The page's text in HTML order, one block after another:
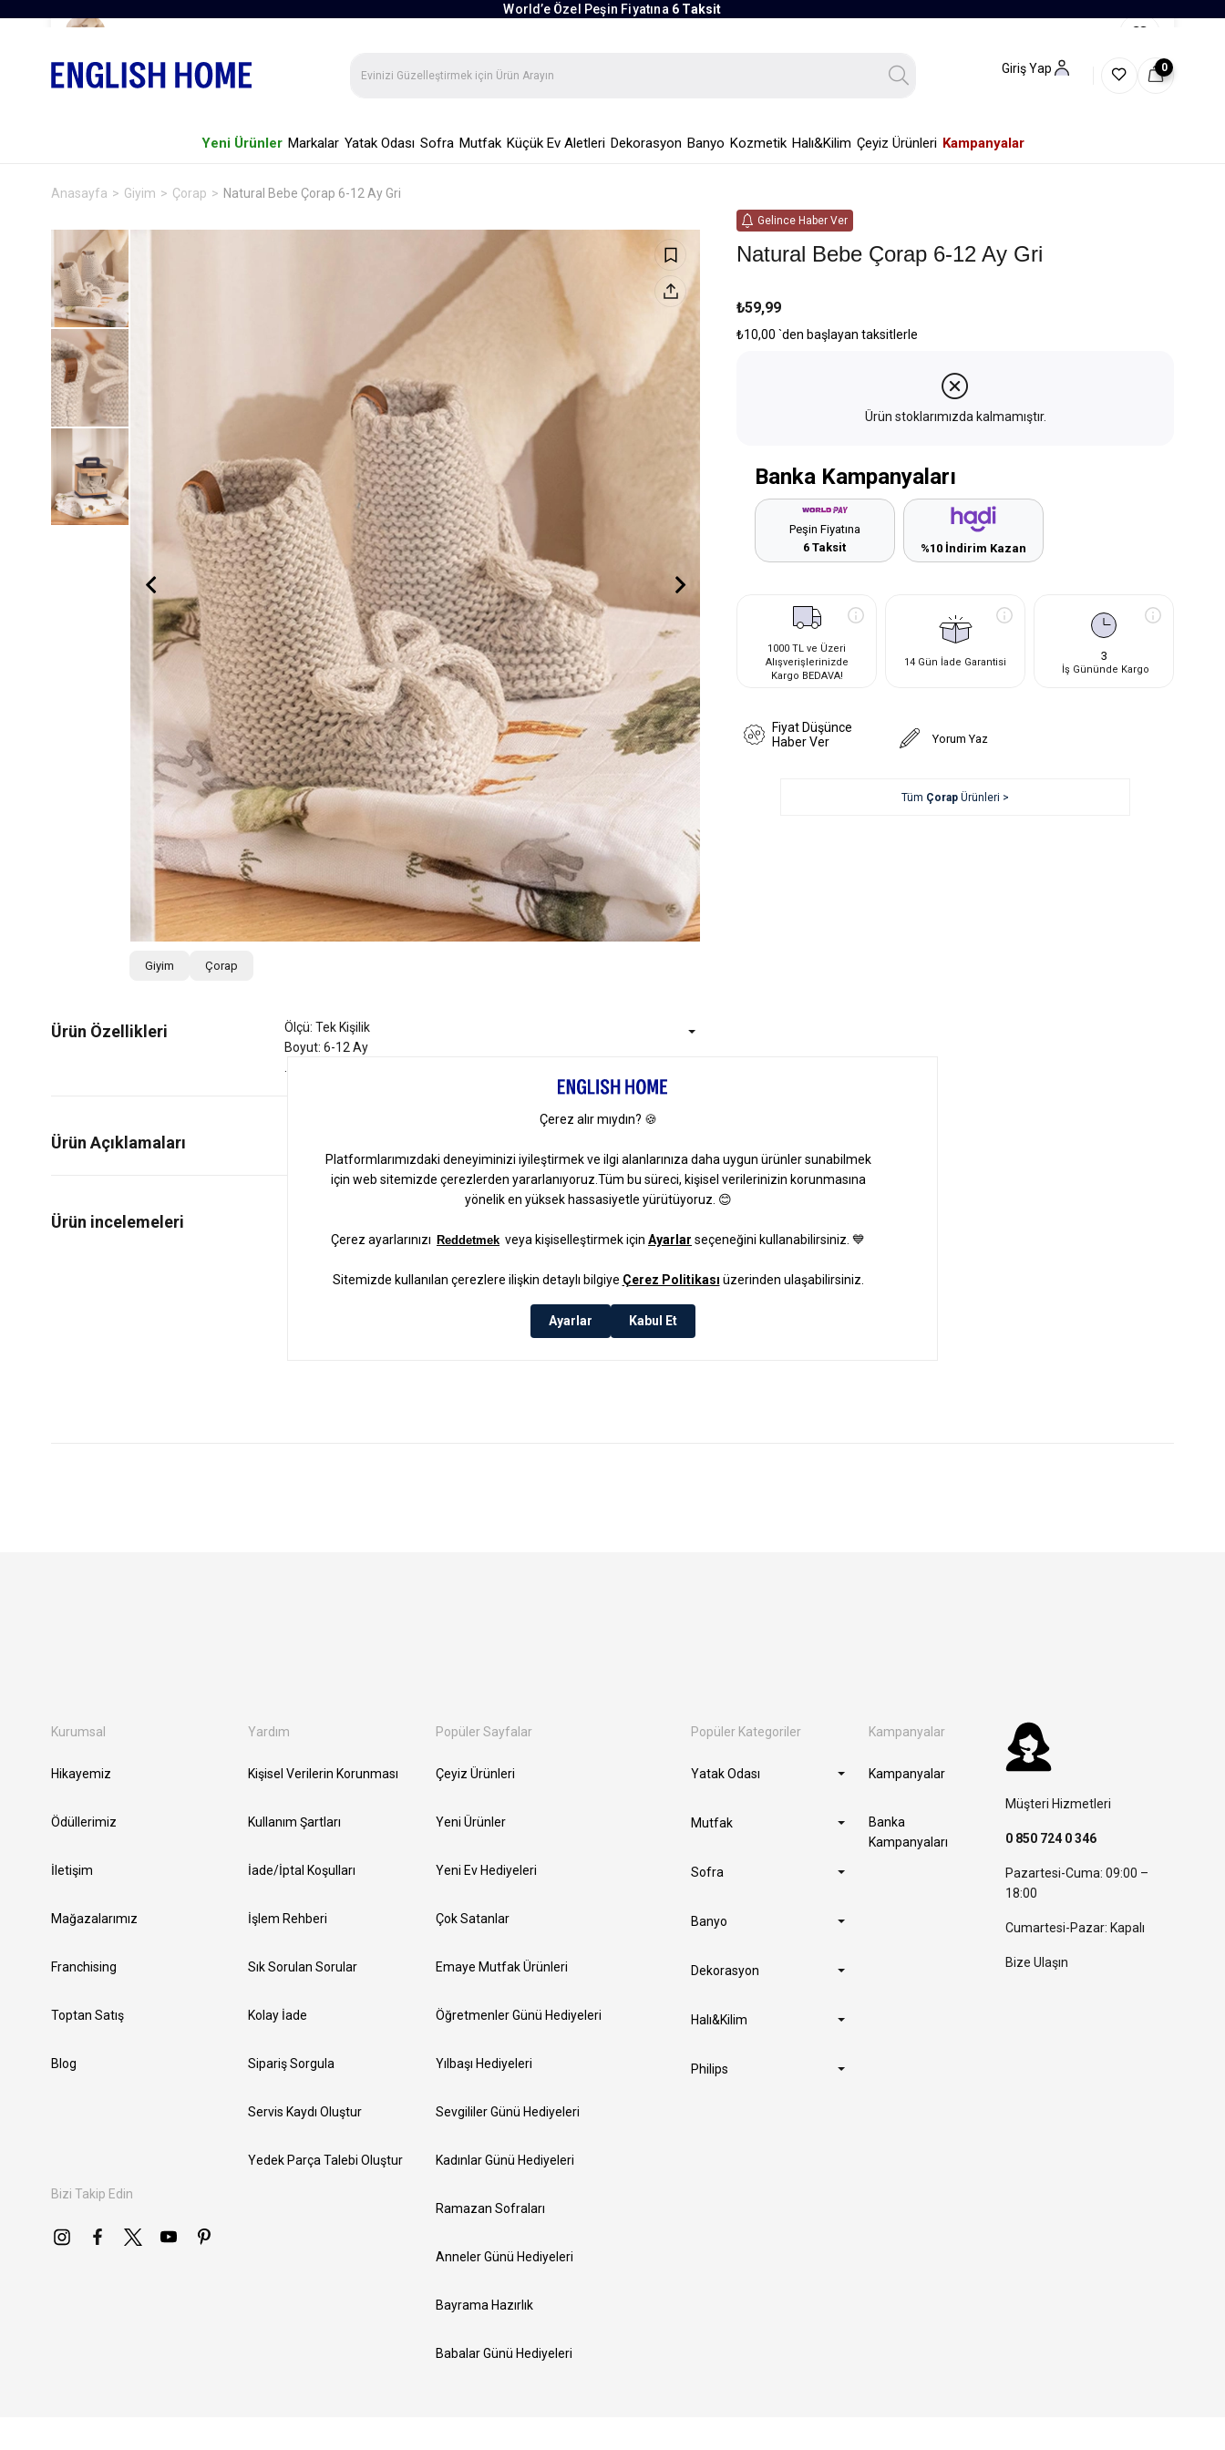
World’e Özel Peşin Fiyatına 6 Taksit
Giriş Yap 0
Yeni Ürünler Markalar Yatak Odası Sofra Mutfak Küçük Ev Aletleri Dekorasyon Banyo Kozmetik Halı&Kilim Çeyiz Ürünleri Kampanyalar
Anasayfa Giyim Çorap Natural Bebe Çorap 6-12 Ay Gri
Giyim Çorap
Ürün Özellikleri
Ölçü: Tek Kişilik
Boyut: 6-12 Ay
Ürün Açıklamaları
Gelince Haber Ver
Natural Bebe Çorap 6-12 Ay Gri
₺59,99
₺10,00 `den başlayan taksitlerle
Ürün stoklarımızda kalmamıştır.
Banka Kampanyaları
Peşin Fiyatına
6 Taksit
%10 İndirim Kazan
1000 TL ve Üzeri
Alışverişlerinizde
Kargo BEDAVA!
14 Gün İade Garantisi 3
İş Gününde Kargo
Fiyat Düşünce
Haber Ver
Yorum Yaz
Tüm Çorap Ürünleri >
Kurumsal
Hikayemiz
Ödüllerimiz
İletişim
Mağazalarımız
Franchising
Toptan Satış
Blog
Bizi Takip Edin
Yardım
Kişisel Verilerin Korunması
Kullanım Şartları
İade/İptal Koşulları
İşlem Rehberi
Sık Sorulan Sorular
Kolay İade
Sipariş Sorgula
Servis Kaydı Oluştur
Yedek Parça Talebi Oluştur
Popüler Sayfalar
Çeyiz Ürünleri
Yeni Ürünler
Yeni Ev Hediyeleri
Çok Satanlar
Emaye Mutfak Ürünleri
Öğretmenler Günü Hediyeleri
Yılbaşı Hediyeleri
Sevgililer Günü Hediyeleri
Kadınlar Günü Hediyeleri
Ramazan Sofraları
Anneler Günü Hediyeleri
Bayrama Hazırlık
Babalar Günü Hediyeleri
Popüler Kategoriler
Yatak Odası
Mutfak
Sofra
Banyo
Dekorasyon
Halı&Kilim
Philips
Kampanyalar
Kampanyalar
Banka
Kampanyaları
Müşteri Hizmetleri
0 850 724 0 346
Pazartesi-Cuma: 09:00 –
18:00
Cumartesi-Pazar: Kapalı
Bize Ulaşın